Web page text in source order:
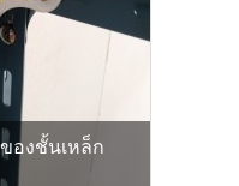
องชั้นเหล็ก